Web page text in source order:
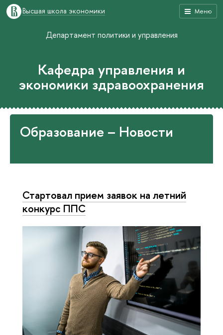
Меню
Высшая школа экономики
Департамент политики и управления
Кафедра управления и
экономики здравоохранения
Образование – Новости
Стартовал прием заявок на летний
конкурс ППС